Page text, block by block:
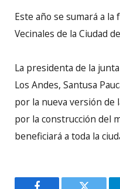
Este año se sumará a la
Vecinales de la Ciudad
La presidenta de la
Los Andes, Santusa
por la nueva versión de
por la construcción del
beneficiará a toda la